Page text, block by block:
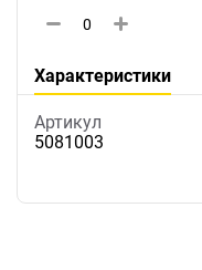
Характеристики
Артикул
5081003